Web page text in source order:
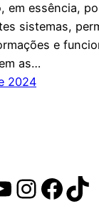
em essência,
sistemas,
e
as…
2024